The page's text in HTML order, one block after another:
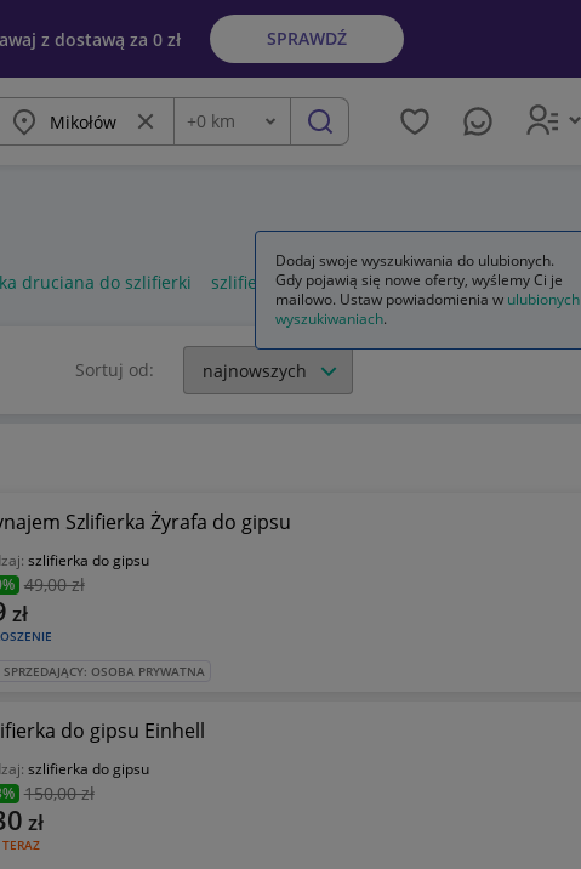
z dostawą za 0 zł SPRAWDŹ
Miasto Wyczyść frazę
Odległość
+0 km szukaj
druciana do szlifierki szlifierki kątowe stojak do szlifierki kątowej
Sortuj od:
Szlifierka Żyrafa do gipsu
szlifierka do gipsu
49,00 zł
zł
SPRZEDAJĄCY: OSOBA PRYWATNA
do gipsu Einhell
szlifierka do gipsu
150,00 zł
TERAZ
zł
Dodaj swoje wyszukiwania do ulubionych.
Gdy pojawią się nowe oferty, wyślemy Ci je
mailowo. Ustaw powiadomienia w ulubionych
wyszukiwaniach.